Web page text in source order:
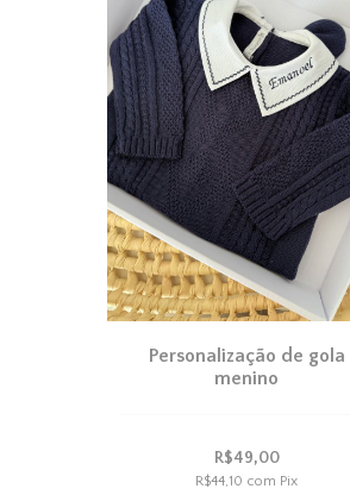
Personalização de gola
menino
R$49,00
R$44,10 com Pix